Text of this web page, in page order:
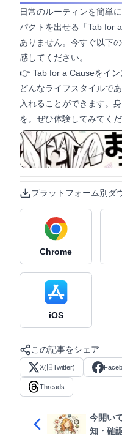
日常のルーティンを簡単
パクトを出せる「Tab for
ありません。今すぐ以下
感してください。
👉 Tab for a Causeをイン
どんなライフスタイルで
入れることができます。
を。ぜひ体験してみてくだ
プラットフォーム別ダ
Chrome
iOS
この記事をシェア
X(旧Twitter)
Threads
今開い
知・確